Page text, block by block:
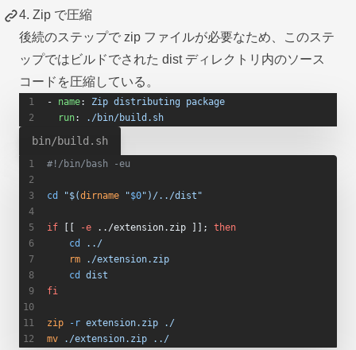
4. Zip で圧縮
後続のステップで zip ファイルが必要なため、このステ
ップではビルドでされた dist ディレクトリ内のソース
コードを圧縮している。
- name: Zip distributing package
  run
: ./bin/build.sh
bin/build.sh
#!/bin/bash -eu
cd "$(dirname "$0")/../dist"
if -e ../extension.zip ]]; then
    cd
../
    rm
./extension.zip
    cd
dist
fi
zip -r extension.zip ./
mv ./extension.zip ../